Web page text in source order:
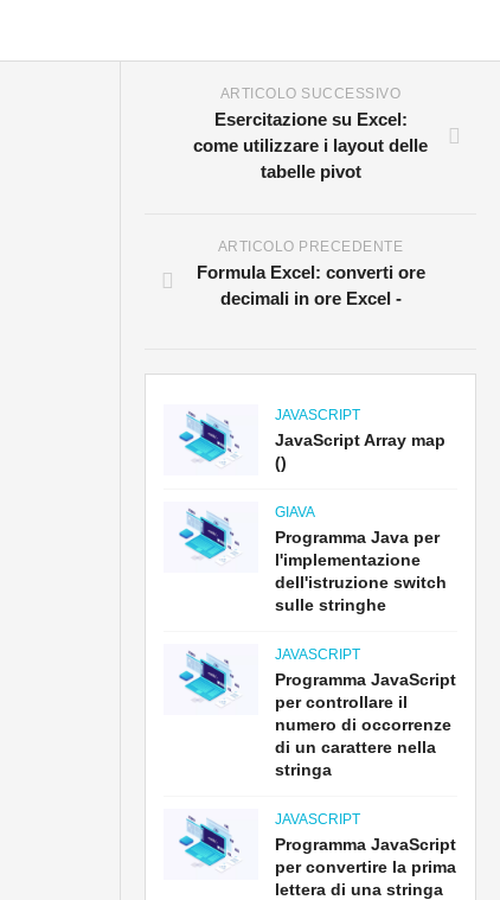
ARTICOLO SUCCESSIVO
Esercitazione su Excel:
come utilizzare i layout delle
tabelle pivot
ARTICOLO PRECEDENTE
Formula Excel: converti ore
decimali in ore Excel -
JAVASCRIPT
JavaScript Array map
()
GIAVA
Programma Java per
l'implementazione
dell'istruzione switch
sulle stringhe
JAVASCRIPT
Programma JavaScript
per controllare il
numero di occorrenze
di un carattere nella
stringa
JAVASCRIPT
Programma JavaScript
per convertire la prima
lettera di una stringa